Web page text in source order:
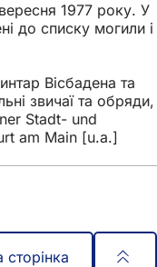
1977 року. У
до списку могили і
Вісбадена та
звичаї та обряди,
Stadt- und
am Main [u.a.]
сторінка